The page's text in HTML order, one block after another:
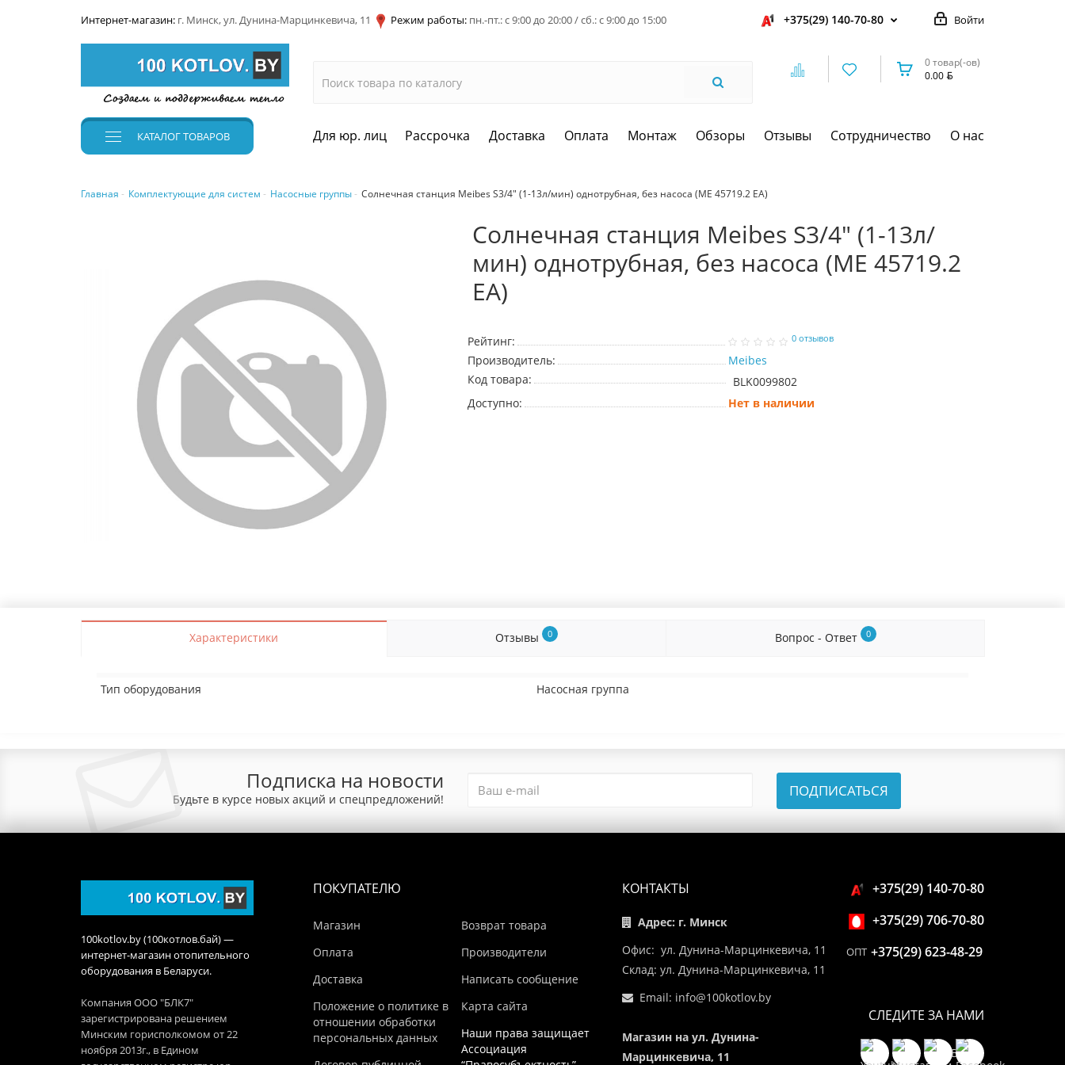
Интернет-магазин: г. Минск, ул. Дунина-Марцинкевича, 11 Режим работы: пн.-пт.: с 9:00 до 20:00 / сб.: с 9:00 до 15:00 Войти
+375(29) 140-70-80
0 товар(-ов)
0.00
КАТАЛОГТОВАРОВ Для юр. лиц Рассрочка Доставка Оплата Монтаж Обзоры Отзывы Сотрудничество О нас
Главная Комплектующие для систем Насосные группы Солнечная станция Meibes S3/4" (1-13л/мин) однотрубная, без насоса (МЕ 45719.2 ЕА)
Солнечная станция Meibes S3/4" (1-13л/
мин) однотрубная, без насоса (МЕ 45719.2
ЕА)
Рейтинг: 0 отзывов
Производитель:
Meibes
Код товара:
BLK0099802
Доступно:
Нет в наличии
Характеристики Отзывы 0 Вопрос - Ответ 0
Тип оборудования Насосная группа
Подписка на новости
Будьте в курсе новых акций и спецпредложений! ПОДПИСАТЬСЯ
100kotlov.by (100котлов.бай) —
интернет-магазин отопительного
оборудования в Беларуси.
Компания ООО "БЛК7"
зарегистрирована решением
Минским горисполкомом от 22
ноября 2013г., в Едином
ПОКУПАТЕЛЮ
Магазин
Оплата
Доставка
Положение о политике в
отношении обработки
персональных данных
Возврат товара
Производители
Написать сообщение
Карта сайта
Наши права защищает
Ассоциация
КОНТАКТЫ
Адрес: г. Минск
Офис: ул. Дунина-Марцинкевича, 11
Склад: ул. Дунина-Марцинкевича, 11
Email: info@100kotlov.by
Магазин на ул. Дунина-
Марцинкевича, 11
+375(29) 140-70-80
+375(29) 706-70-80
ОПТ +375(29) 623-48-29
СЛЕДИТЕ ЗА НАМИ